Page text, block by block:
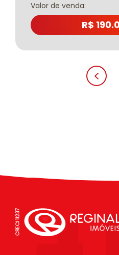
Valor de venda:
R$